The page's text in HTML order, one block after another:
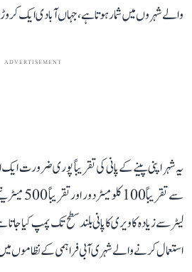
والے شہروں میں شمار ہوتا ہے، جہاں آبادی ایک
ADVERTISEMENT
یہ شہر اپنی پینے کے پانی کی تقریباً پوری ضرورت
لیٹر سے زیادہ کاویری کا پانی بلند سطح تک پمپ کیا
استعمال کرنے والے شہری آبی فراہمی کے